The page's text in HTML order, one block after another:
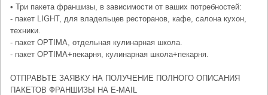
• Три пакета франшизы, в зависимости от ваших потребностей:
- пакет LIGHT, для владельцев ресторанов, кафе, салона кухон,
техники.
- пакет OPTIMA, отдельная кулинарная школа.
- пакет OPTIMA+пекарня, кулинарная школа+пекарня.
ОТПРАВЬТЕ ЗАЯВКУ НА ПОЛУЧЕНИЕ ПОЛНОГО ОПИСАНИЯ
ПАКЕТОВ ФРАНШИЗЫ НА E-MAIL